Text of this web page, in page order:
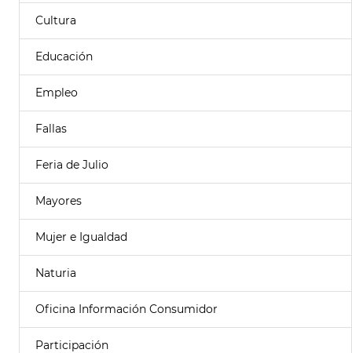
Cultura
Educación
Empleo
Fallas
Feria de Julio
Mayores
Mujer e Igualdad
Naturia
Oficina Información Consumidor
Participación